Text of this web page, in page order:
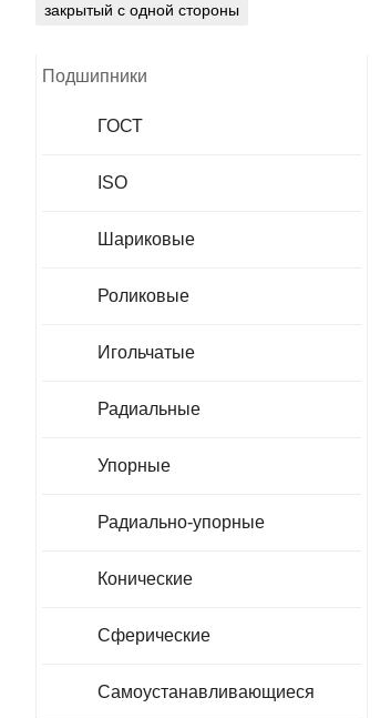
закрытый с одной стороны
Подшипники
ГОСТ
ISO
Шариковые
Роликовые
Игольчатые
Радиальные
Упорные
Радиально-упорные
Конические
Сферические
Самоустанавливающиеся